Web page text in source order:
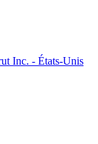
Inc. - États-Unis